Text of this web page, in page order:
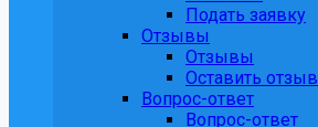
Подать заявку
Отзывы
Отзывы
Оставить отзыв
Вопрос-ответ
Вопрос-ответ